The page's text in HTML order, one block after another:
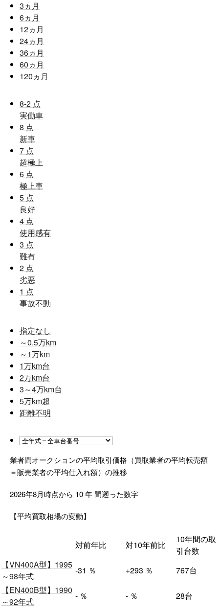
3ヵ月
6ヵ月
12ヵ月
24ヵ月
36ヵ月
60ヵ月
120ヵ月
8-2 点
実働車
8 点
新車
7 点
超極上
6 点
極上車
5 点
良好
4 点
使用感有
3 点
難有
2 点
劣悪
1 点
事故不動
指定なし
～0.5万km
～1万km
1万km台
2万km台
3～4万km台
5万km超
距離不明
業者間オークションの平均取引価格（買取業者の平均転売額
＝販売業者の平均仕入れ額）の推移
2026年8月時点から 10年 間遡った数字
【平均買取相場の変動】
対前年比 対10年前比
10年間の取
引台数
【VN400A型】1995
～98年式
-31 ％ +293 ％
767台
【EN400B型】1990
～92年式
- ％ - ％ 28台